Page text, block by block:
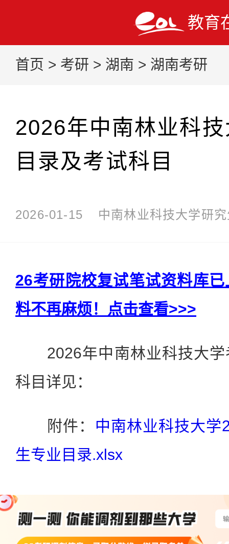
教育
首页 > 考研 > 湖南 > 湖南考研
2026年中南林业科
目录及考试科目
2026-01-15 中南林业科技大学研
26考研院校复试笔试资料库
料不再麻烦！点击查看>>>
2026年中南林业科技大学
科目详见：
附件： 中南林业科技大学
生专业目录.xlsx